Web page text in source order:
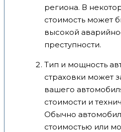
региона. В
стоимость может
высокой
преступности.
Тип и мощность
страховки может
вашего
стоимости и
Обычно
стоимостью или